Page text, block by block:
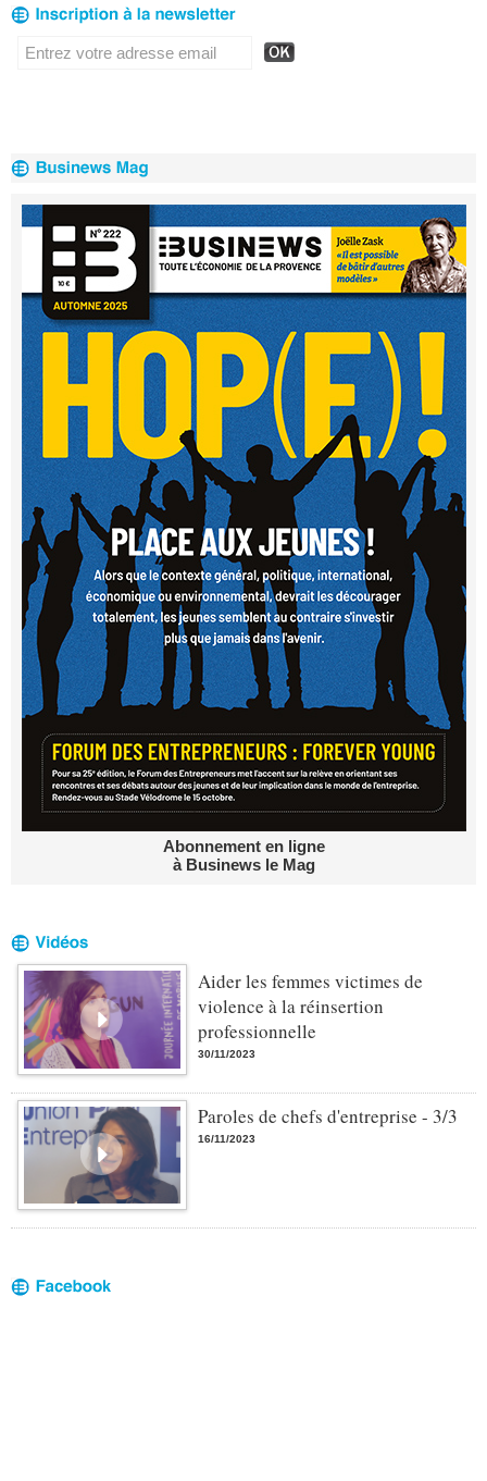
Abonnement en ligne
à Businews le Mag
Aider les femmes victimes de
violence à la réinsertion
professionnelle
30/11/2023
Paroles de chefs d'entreprise - 3/3
16/11/2023